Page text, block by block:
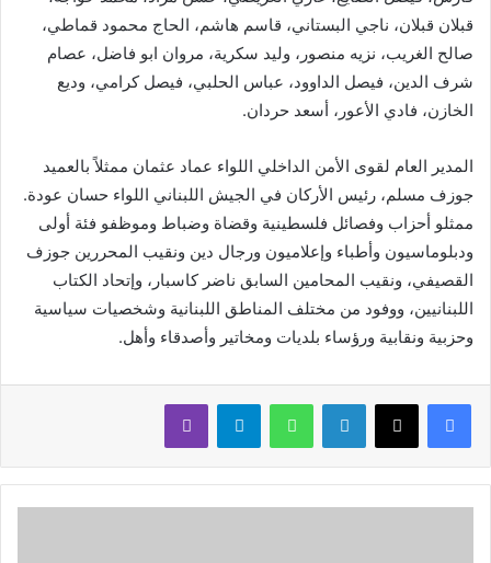
قبلان قبلان، ناجي البستاني، قاسم هاشم، الحاج محمود قماطي،
صالح الغريب، نزيه منصور، وليد سكرية، مروان ابو فاضل، عصام
شرف الدين، فيصل الداوود، عباس الحلبي، فيصل كرامي، وديع
الخازن، فادي الأعور، أسعد حردان.
المدير العام لقوى الأمن الداخلي اللواء عماد عثمان ممثلاً بالعميد
جوزف مسلم، رئيس الأركان في الجيش اللبناني اللواء حسان عودة.
ممثلو أحزاب وفصائل فلسطينية وقضاة وضباط وموظفو فئة أولى
ودبلوماسيون وأطباء وإعلاميون ورجال دين ونقيب المحررين جوزف
القصيفي، ونقيب المحامين السابق ناضر كاسبار، وإتحاد الكتاب
اللبنانيين، ووفود من مختلف المناطق اللبنانية وشخصيات سياسية
وحزبية ونقابية ورؤساء بلديات ومخاتير وأصدقاء وأهل.
لينكدإن واتساب تيلقرام ڤايبر